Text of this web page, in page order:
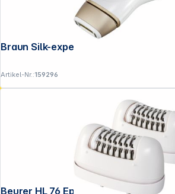
Braun Silk-expert Pro 5 IPL 5052
Artikel-Nr.:159296
Beurer HL 76 Epilierer Epilieraufs.2x
Folgen Sie uns auf